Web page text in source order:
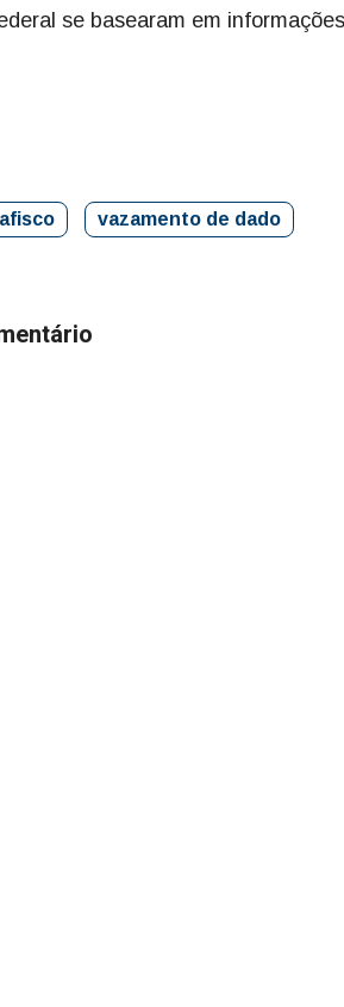
se basearam em
vazamento de dado